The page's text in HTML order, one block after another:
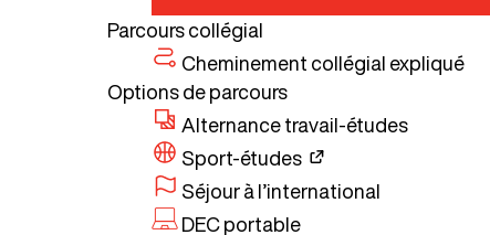
Parcours collégial
Cheminement collégial expliqué
Options de parcours
Alternance travail-études
Sport-études
Séjour à l’international
DEC portable